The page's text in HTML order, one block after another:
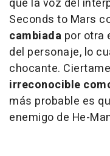
Seconds to Mars
cambiada por otra
del personaje, lo
chocante.
irreconocible
más probable es
enemigo de He-